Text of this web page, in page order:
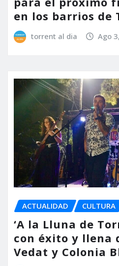
en los barrios de
torrent al dia Ago
ACTUALIDAD CULTURA
‘A la Lluna de
con éxito y llena
Vedat y Colonia